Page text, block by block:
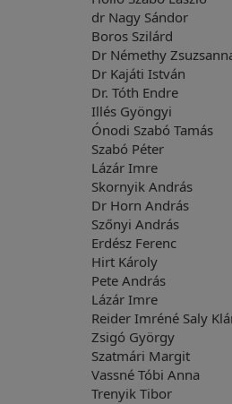
dr Nagy Sándor
Boros Szilárd
Dr Némethy
Dr Kajáti István
Dr. Tóth Endre
Illés Gyöngyi
Ónodi Szabó Tamás
Szabó Péter
Lázár Imre
Skornyik András
Dr Horn András
Szőnyi András
Erdész Ferenc
Hirt Károly
Pete András
Lázár Imre
Reider Imréné Saly
Zsigó György
Szatmári Margit
Vassné Tóbi Anna
Trenyik Tibor